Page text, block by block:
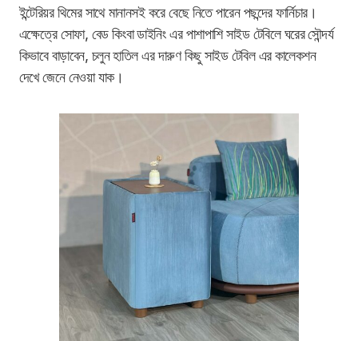
ইন্টেরিয়র থিমের সাথে মানানসই করে বেছে নিতে পারেন পছন্দের ফার্নিচার।
এক্ষেত্রে সোফা, বেড কিংবা ডাইনিং এর পাশাপাশি সাইড টেবিলে ঘরের সৌন্দর্য
কিভাবে বাড়াবেন, চলুন হাতিল এর দারুণ কিছু সাইড টেবিল এর কালেকশন
দেখে জেনে নেওয়া যাক।